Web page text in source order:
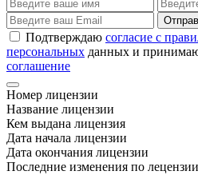
Подтверждаю согласие с
персональных данных и
соглашение
Номер лицензии
Название лицензии
Кем выдана лицензия
Дата начала лицензии
Дата окончания лицензии
Последние изменения по лецензии